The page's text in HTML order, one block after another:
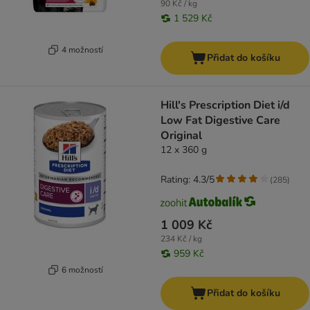
4 možností
90 Kč / kg
1 529 Kč
Přidat do košíku
6 možností
Hill's Prescription Diet i/d
Low Fat Digestive Care
Original
12 x 360 g
1 009 Kč
234 Kč / kg
959 Kč
Rating: 4.3/5 (285)
Přidat do košíku